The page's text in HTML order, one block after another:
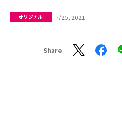
オリジナル 7/25, 2021
Share